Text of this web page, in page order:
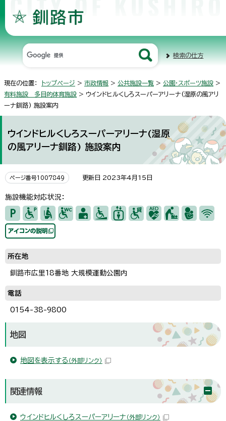
検索の仕方
現在の位置： トップページ > 市政情報 > 公共施設一覧 > 公園・スポーツ施設 >
有料施設 多目的体育施設 > ウインドヒルくしろスーパーアリーナ(湿原の風アリ
ーナ釧路) 施設案内
ウインドヒルくしろスーパーアリーナ(湿原
の風アリーナ釧路) 施設案内
ページ番号1007849 更新日 2023年4月15日
施設機能対応状況：
所在地
釧路市広里18番地 大規模運動公園内
電話
0154-38-9800
地図
地図を表示する （外部リンク）
関連情報
ウインドヒルくしろスーパーアリーナ （外部リンク）